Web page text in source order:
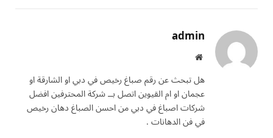
admin
موقع
هل تبحث عن رقم صباغ رخيص في دبي او الشارقة او
عجمان او ام القيوين اتصل بــ شركة المحترفين افضل
شركات اصباغ في دبي من احسن الصباغ دهان رخيص
في فن الدهانات .